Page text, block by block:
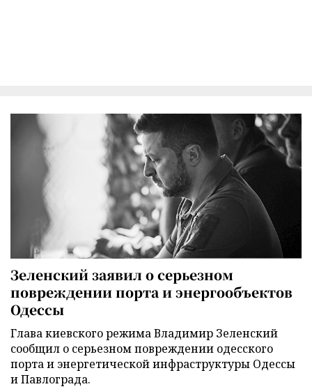
Зеленский заявил о серьезном
повреждении порта и энергообъектов
Одессы
Глава киевского режима Владимир Зеленский
сообщил о серьезном повреждении одесского
порта и энергетической инфраструктуры Одессы
и Павлограда.